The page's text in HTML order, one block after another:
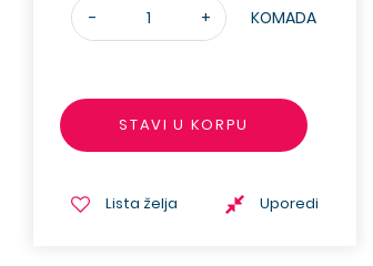
- + KOMADA
STAVI U KORPU
Lista želja Uporedi